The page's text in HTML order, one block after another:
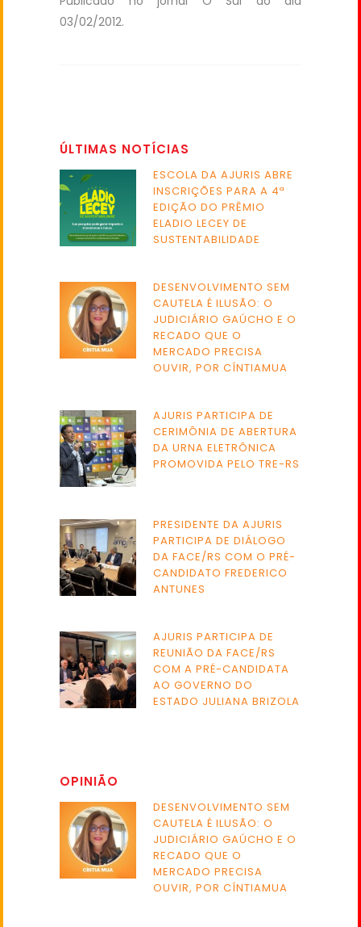
03/02/2012.
ÚLTIMAS NOTÍCIAS
ESCOLA DA AJURIS ABRE
INSCRIÇÕES PARA A 4ª
EDIÇÃO DO PRÊMIO
ELADIO LECEY DE
SUSTENTABILIDADE
DESENVOLVIMENTO SEM
CAUTELA É ILUSÃO: O
JUDICIÁRIO GAÚCHO E O
RECADO QUE O
MERCADO PRECISA
OUVIR, POR CÍNTIAMUA
AJURIS PARTICIPA DE
CERIMÔNIA DE ABERTURA
DA URNA ELETRÔNICA
PROMOVIDA PELO TRE-RS
PRESIDENTE DA AJURIS
PARTICIPA DE DIÁLOGO
DA FACE/RS COM O PRÉ-
CANDIDATO FREDERICO
ANTUNES
AJURIS PARTICIPA DE
REUNIÃO DA FACE/RS
COM A PRÉ-CANDIDATA
AO GOVERNO DO
ESTADO JULIANA BRIZOLA
OPINIÃO
DESENVOLVIMENTO SEM
CAUTELA É ILUSÃO: O
JUDICIÁRIO GAÚCHO E O
RECADO QUE O
MERCADO PRECISA
OUVIR, POR CÍNTIAMUA